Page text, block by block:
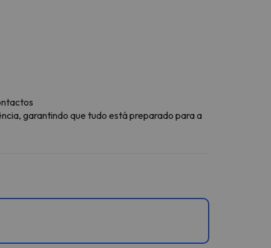
garantindo que tudo está preparado para a